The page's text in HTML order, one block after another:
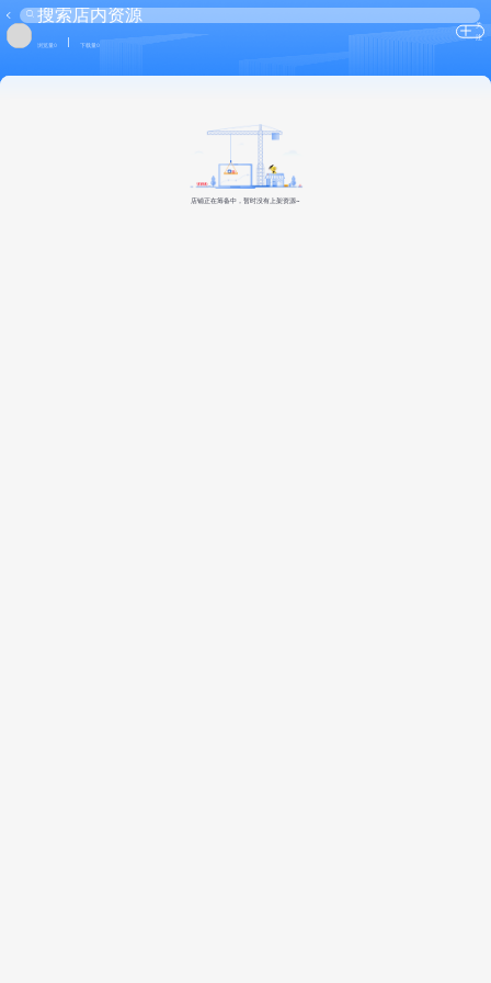
浏览量0 下载量0
关
注
店铺正在筹备中，暂时没有上架资源~